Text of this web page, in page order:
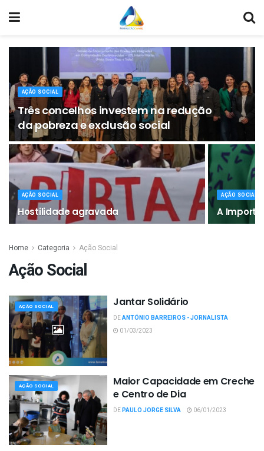
AÇÃO SOCIAL
Três concelhos investem na redução
da pobreza e exclusão social
AÇÃO SOCIAL
Hostilidade agravada
AÇÃO SOCIAL
A
Home Categoria Ação Social
Ação Social
AÇÃO SOCIAL Jantar Solidário
DEANTÓNIO BARREIROS - JORNALISTA
01/03/2023
AÇÃO SOCIAL
Maior Capacidade em Creche
e Centro de Dia
DEPAULO JORGE SILVA 06/01/2023